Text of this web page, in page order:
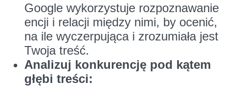
Google wykorzystuje rozpoznawanie
encji i relacji między nimi, by ocenić,
na ile wyczerpująca i zrozumiała jest
Twoja treść.
Analizuj konkurencję pod kątem
głębi treści: